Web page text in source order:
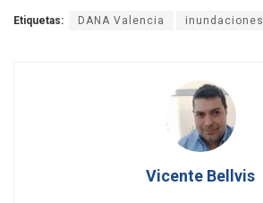
Etiquetas: DANA Valencia inundaciones
Vicente Bellvis